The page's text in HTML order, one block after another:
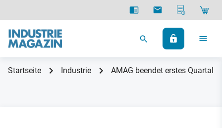
Startseite Industrie AMAG beendet erstes Quartal